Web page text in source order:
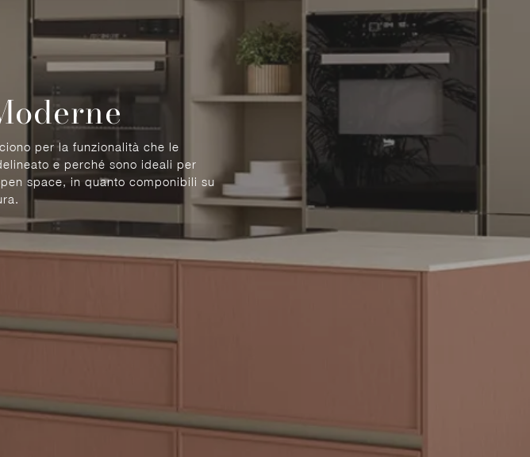
per la funzionalità che le
e perché sono ideali per
space, in quanto componibili su